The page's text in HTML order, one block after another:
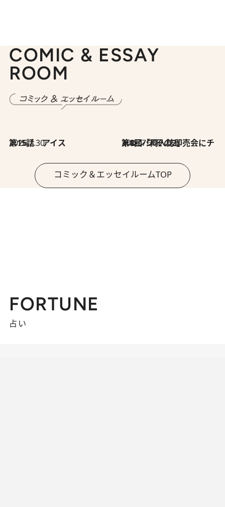
COMIC & ESSAY
ROOM
2026.7.30
第15話 アイス 2026.7.30
第8回「同人誌即売会にチャレンジ その2」
コミック＆エッセイルームTOP
FORTUNE
占い